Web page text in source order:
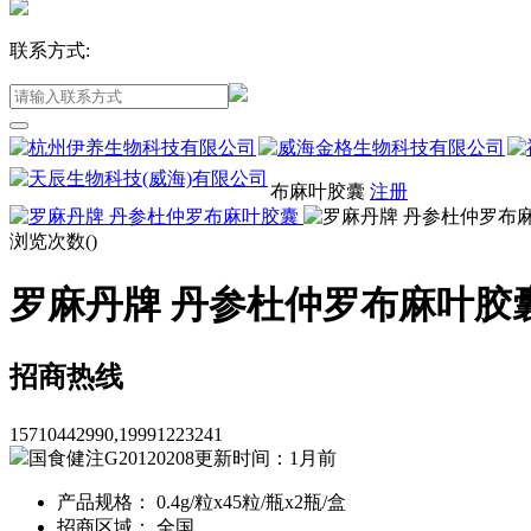
联系方式:
布麻叶胶囊 注册
浏览次数()
罗麻丹牌 丹参杜仲罗布麻叶胶
招商热线
15710442990,19991223241
国食健注G20120208更新时间：1月前
产品规格： 0.4g/粒x45粒/瓶x2瓶/盒
招商区域： 全国